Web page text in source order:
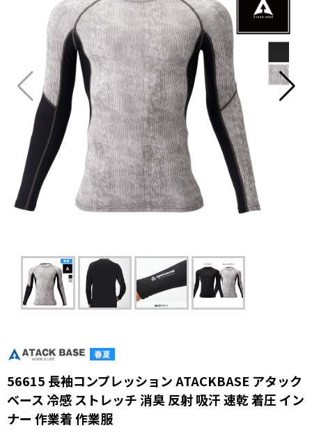
56615 長袖コンプレッション ATACKBASE アタック
ベース 冷感 ストレッチ 消臭 反射 吸汗 速乾 着圧 イン
ナー 作業着 作業服